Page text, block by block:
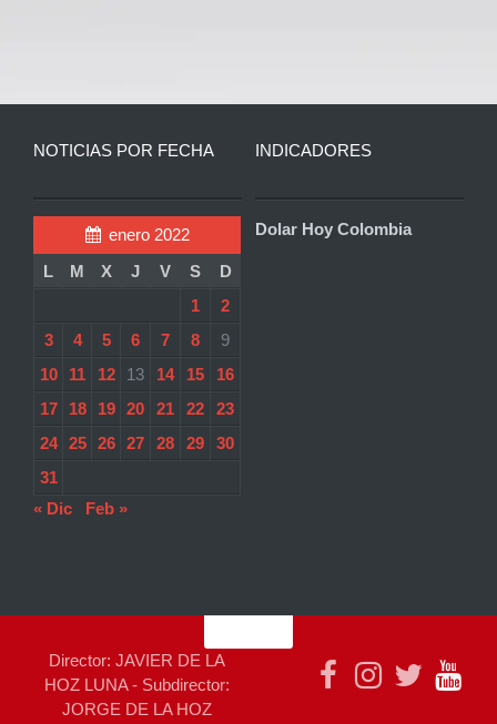
NOTICIAS POR FECHA
enero 2022
L
M X J V S
D
1
2
3
4 5 6 7 8
9
10
11 12 13 14 15
16
17
18 19 20 21 22
23
24
25 26 27 28 29
30
31
« Dic
Feb »
INDICADORES
Dolar Hoy Colombia
Director: JAVIER DE LA
HOZ LUNA - Subdirector:
JORGE DE LA HOZ